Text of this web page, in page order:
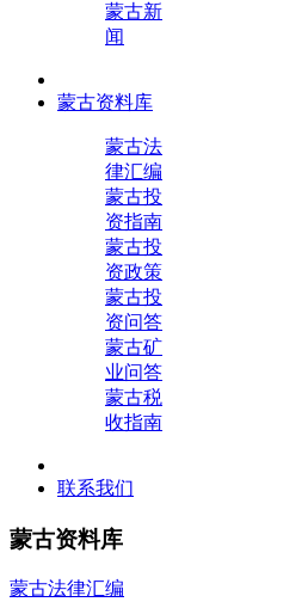
蒙古新
闻
蒙古资料库
蒙古法
律汇编
蒙古投
资指南
蒙古投
资政策
蒙古投
资问答
蒙古矿
业问答
蒙古税
收指南
联系我们
蒙古资料库
蒙古法律汇编